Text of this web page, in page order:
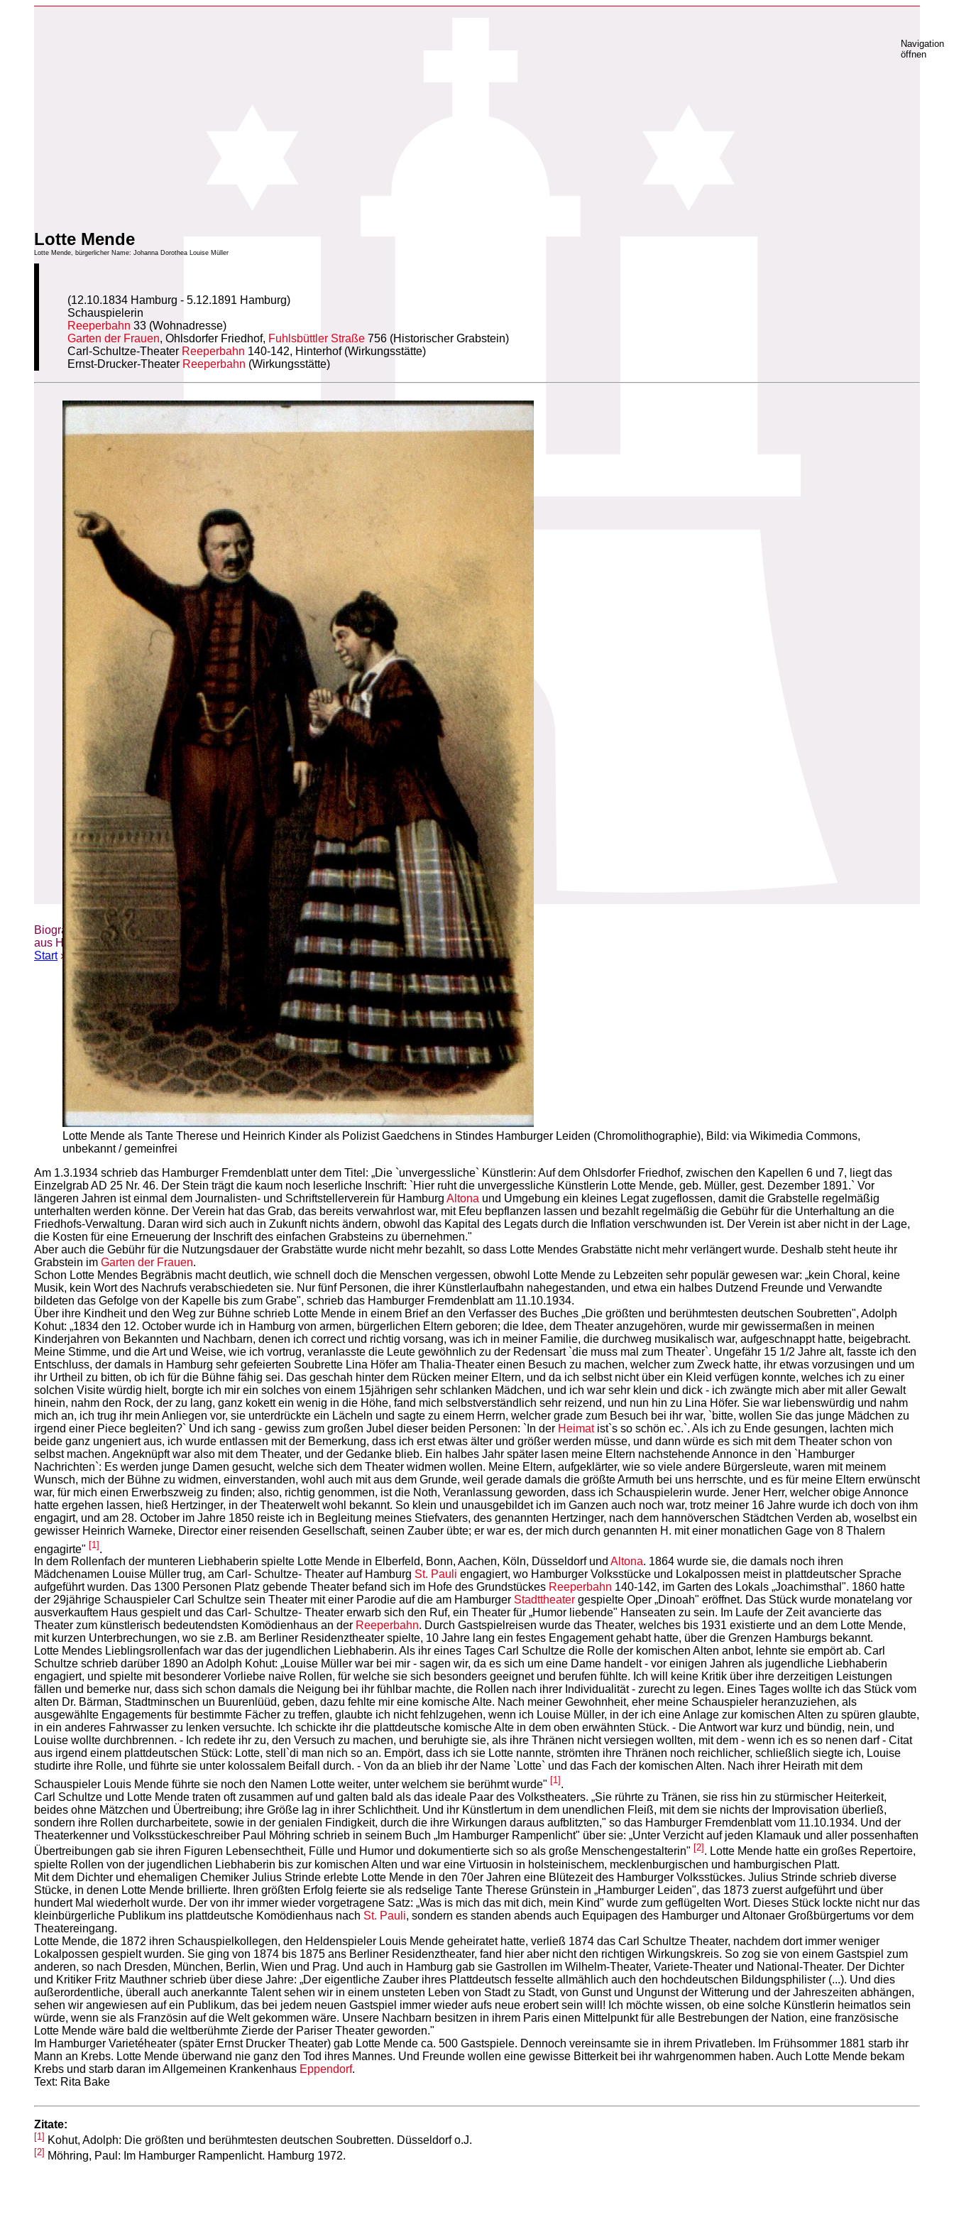
Biografien-Datenbank: Frauen
aus Hamburg
Start» Erweiterte Suche» Lotte Mende
Navigation
öffnen
Lotte Mende
Lotte Mende, bürgerlicher Name: Johanna Dorothea Louise Müller
(12.10.1834 Hamburg - 5.12.1891 Hamburg)
Schauspielerin
Reeperbahn 33 (Wohnadresse)
Garten der Frauen, Ohlsdorfer Friedhof, Fuhlsbüttler Straße 756 (Historischer Grabstein)
Carl-Schultze-Theater Reeperbahn 140-142, Hinterhof (Wirkungsstätte)
Ernst-Drucker-Theater Reeperbahn (Wirkungsstätte)
Lotte Mende als Tante Therese und Heinrich Kinder als Polizist Gaedchens in Stindes Hamburger Leiden (Chromolithographie), Bild: via Wikimedia Commons,
unbekannt / gemeinfrei
Am 1.3.1934 schrieb das Hamburger Fremdenblatt unter dem Titel: „Die `unvergessliche` Künstlerin: Auf dem Ohlsdorfer Friedhof, zwischen den Kapellen 6 und 7, liegt das
Einzelgrab AD 25 Nr. 46. Der Stein trägt die kaum noch leserliche Inschrift: `Hier ruht die unvergessliche Künstlerin Lotte Mende, geb. Müller, gest. Dezember 1891.` Vor
längeren Jahren ist einmal dem Journalisten- und Schriftstellerverein für Hamburg Altona und Umgebung ein kleines Legat zugeflossen, damit die Grabstelle regelmäßig
unterhalten werden könne. Der Verein hat das Grab, das bereits verwahrlost war, mit Efeu bepflanzen lassen und bezahlt regelmäßig die Gebühr für die Unterhaltung an die
Friedhofs-Verwaltung. Daran wird sich auch in Zukunft nichts ändern, obwohl das Kapital des Legats durch die Inflation verschwunden ist. Der Verein ist aber nicht in der Lage,
die Kosten für eine Erneuerung der Inschrift des einfachen Grabsteins zu übernehmen."
Aber auch die Gebühr für die Nutzungsdauer der Grabstätte wurde nicht mehr bezahlt, so dass Lotte Mendes Grabstätte nicht mehr verlängert wurde. Deshalb steht heute ihr
Grabstein im Garten der Frauen.
Schon Lotte Mendes Begräbnis macht deutlich, wie schnell doch die Menschen vergessen, obwohl Lotte Mende zu Lebzeiten sehr populär gewesen war: „kein Choral, keine
Musik, kein Wort des Nachrufs verabschiedeten sie. Nur fünf Personen, die ihrer Künstlerlaufbahn nahegestanden, und etwa ein halbes Dutzend Freunde und Verwandte
bildeten das Gefolge von der Kapelle bis zum Grabe", schrieb das Hamburger Fremdenblatt am 11.10.1934.
Über ihre Kindheit und den Weg zur Bühne schrieb Lotte Mende in einem Brief an den Verfasser des Buches „Die größten und berühmtesten deutschen Soubretten", Adolph
Kohut: „1834 den 12. October wurde ich in Hamburg von armen, bürgerlichen Eltern geboren; die Idee, dem Theater anzugehören, wurde mir gewissermaßen in meinen
Kinderjahren von Bekannten und Nachbarn, denen ich correct und richtig vorsang, was ich in meiner Familie, die durchweg musikalisch war, aufgeschnappt hatte, beigebracht.
Meine Stimme, und die Art und Weise, wie ich vortrug, veranlasste die Leute gewöhnlich zu der Redensart `die muss mal zum Theater`. Ungefähr 15 1/2 Jahre alt, fasste ich den
Entschluss, der damals in Hamburg sehr gefeierten Soubrette Lina Höfer am Thalia-Theater einen Besuch zu machen, welcher zum Zweck hatte, ihr etwas vorzusingen und um
ihr Urtheil zu bitten, ob ich für die Bühne fähig sei. Das geschah hinter dem Rücken meiner Eltern, und da ich selbst nicht über ein Kleid verfügen konnte, welches ich zu einer
solchen Visite würdig hielt, borgte ich mir ein solches von einem 15jährigen sehr schlanken Mädchen, und ich war sehr klein und dick - ich zwängte mich aber mit aller Gewalt
hinein, nahm den Rock, der zu lang, ganz kokett ein wenig in die Höhe, fand mich selbstverständlich sehr reizend, und nun hin zu Lina Höfer. Sie war liebenswürdig und nahm
mich an, ich trug ihr mein Anliegen vor, sie unterdrückte ein Lächeln und sagte zu einem Herrn, welcher grade zum Besuch bei ihr war, `bitte, wollen Sie das junge Mädchen zu
irgend einer Piece begleiten?` Und ich sang - gewiss zum großen Jubel dieser beiden Personen: `In der Heimatist`s so schön ec.`. Als ich zu Ende gesungen, lachten mich
beide ganz ungeniert aus, ich wurde entlassen mit der Bemerkung, dass ich erst etwas älter und größer werden müsse, und dann würde es sich mit dem Theater schon von
selbst machen. Angeknüpft war also mit dem Theater, und der Gedanke blieb. Ein halbes Jahr später lasen meine Eltern nachstehende Annonce in den `Hamburger
Nachrichten`: Es werden junge Damen gesucht, welche sich dem Theater widmen wollen. Meine Eltern, aufgeklärter, wie so viele andere Bürgersleute, waren mit meinem
Wunsch, mich der Bühne zu widmen, einverstanden, wohl auch mit aus dem Grunde, weil gerade damals die größte Armuth bei uns herrschte, und es für meine Eltern erwünscht
war, für mich einen Erwerbszweig zu finden; also, richtig genommen, ist die Noth, Veranlassung geworden, dass ich Schauspielerin wurde. Jener Herr, welcher obige Annonce
hatte ergehen lassen, hieß Hertzinger, in der Theaterwelt wohl bekannt. So klein und unausgebildet ich im Ganzen auch noch war, trotz meiner 16 Jahre wurde ich doch von ihm
engagirt, und am 28. October im Jahre 1850 reiste ich in Begleitung meines Stiefvaters, des genannten Hertzinger, nach dem hannöverschen Städtchen Verden ab, woselbst ein
gewisser Heinrich Warneke, Director einer reisenden Gesellschaft, seinen Zauber übte; er war es, der mich durch genannten H. mit einer monatlichen Gage von 8 Thalern
engagirte" [1] .
In dem Rollenfach der munteren Liebhaberin spielte Lotte Mende in Elberfeld, Bonn, Aachen, Köln, Düsseldorf und Altona. 1864 wurde sie, die damals noch ihren
Mädchenamen Louise Müller trug, am Carl- Schultze- Theater auf Hamburg St. Pauli engagiert, wo Hamburger Volksstücke und Lokalpossen meist in plattdeutscher Sprache
aufgeführt wurden. Das 1300 Personen Platz gebende Theater befand sich im Hofe des Grundstückes Reeperbahn 140-142, im Garten des Lokals „Joachimsthal". 1860 hatte
der 29jährige Schauspieler Carl Schultze sein Theater mit einer Parodie auf die am Hamburger Stadttheater gespielte Oper „Dinoah" eröffnet. Das Stück wurde monatelang vor
ausverkauftem Haus gespielt und das Carl- Schultze- Theater erwarb sich den Ruf, ein Theater für „Humor liebende" Hanseaten zu sein. Im Laufe der Zeit avancierte das
Theater zum künstlerisch bedeutendsten Komödienhaus an der Reeperbahn. Durch Gastspielreisen wurde das Theater, welches bis 1931 existierte und an dem Lotte Mende,
mit kurzen Unterbrechungen, wo sie z.B. am Berliner Residenztheater spielte, 10 Jahre lang ein festes Engagement gehabt hatte, über die Grenzen Hamburgs bekannt.
Lotte Mendes Lieblingsrollenfach war das der jugendlichen Liebhaberin. Als ihr eines Tages Carl Schultze die Rolle der komischen Alten anbot, lehnte sie empört ab. Carl
Schultze schrieb darüber 1890 an Adolph Kohut: „Louise Müller war bei mir - sagen wir, da es sich um eine Dame handelt - vor einigen Jahren als jugendliche Liebhaberin
engagiert, und spielte mit besonderer Vorliebe naive Rollen, für welche sie sich besonders geeignet und berufen fühlte. Ich will keine Kritik über ihre derzeitigen Leistungen
fällen und bemerke nur, dass sich schon damals die Neigung bei ihr fühlbar machte, die Rollen nach ihrer Individualität - zurecht zu legen. Eines Tages wollte ich das Stück vom
alten Dr. Bärman, Stadtminschen un Buurenlüüd, geben, dazu fehlte mir eine komische Alte. Nach meiner Gewohnheit, eher meine Schauspieler heranzuziehen, als
ausgewählte Engagements für bestimmte Fächer zu treffen, glaubte ich nicht fehlzugehen, wenn ich Louise Müller, in der ich eine Anlage zur komischen Alten zu spüren glaubte,
in ein anderes Fahrwasser zu lenken versuchte. Ich schickte ihr die plattdeutsche komische Alte in dem oben erwähnten Stück. - Die Antwort war kurz und bündig, nein, und
Louise wollte durchbrennen. - Ich redete ihr zu, den Versuch zu machen, und beruhigte sie, als ihre Thränen nicht versiegen wollten, mit dem - wenn ich es so nenen darf - Citat
aus irgend einem plattdeutschen Stück: Lotte, stell`di man nich so an. Empört, dass ich sie Lotte nannte, strömten ihre Thränen noch reichlicher, schließlich siegte ich, Louise
studirte ihre Rolle, und führte sie unter kolossalem Beifall durch. - Von da an blieb ihr der Name `Lotte` und das Fach der komischen Alten. Nach ihrer Heirath mit dem
Schauspieler Louis Mende führte sie noch den Namen Lotte weiter, unter welchem sie berühmt wurde"
[1] .
Carl Schultze und Lotte Mende traten oft zusammen auf und galten bald als das ideale Paar des Volkstheaters. „Sie rührte zu Tränen, sie riss hin zu stürmischer Heiterkeit,
beides ohne Mätzchen und Übertreibung; ihre Größe lag in ihrer Schlichtheit. Und ihr Künstlertum in dem unendlichen Fleiß, mit dem sie nichts der Improvisation überließ,
sondern ihre Rollen durcharbeitete, sowie in der genialen Findigkeit, durch die ihre Wirkungen daraus aufblitzten," so das Hamburger Fremdenblatt vom 11.10.1934. Und der
Theaterkenner und Volksstückeschreiber Paul Möhring schrieb in seinem Buch „Im Hamburger Rampenlicht" über sie: „Unter Verzicht auf jeden Klamauk und aller possenhaften
Übertreibungen gab sie ihren Figuren Lebensechtheit, Fülle und Humor und dokumentierte sich so als große Menschengestalterin" [2] . Lotte Mende hatte ein großes Repertoire,
spielte Rollen von der jugendlichen Liebhaberin bis zur komischen Alten und war eine Virtuosin in holsteinischem, mecklenburgischen und hamburgischen Platt.
Mit dem Dichter und ehemaligen Chemiker Julius Strinde erlebte Lotte Mende in den 70er Jahren eine Blütezeit des Hamburger Volksstückes. Julius Strinde schrieb diverse
Stücke, in denen Lotte Mende brillierte. Ihren größten Erfolg feierte sie als redselige Tante Therese Grünstein in „Hamburger Leiden", das 1873 zuerst aufgeführt und über
hundert Mal wiederholt wurde. Der von ihr immer wieder vorgetragene Satz: „Was is mich das mit dich, mein Kind" wurde zum geflügelten Wort. Dieses Stück lockte nicht nur das
kleinbürgerliche Publikum ins plattdeutsche Komödienhaus nach St. Pauli, sondern es standen abends auch Equipagen des Hamburger und Altonaer Großbürgertums vor dem
Theatereingang.
Lotte Mende, die 1872 ihren Schauspielkollegen, den Heldenspieler Louis Mende geheiratet hatte, verließ 1874 das Carl Schultze Theater, nachdem dort immer weniger
Lokalpossen gespielt wurden. Sie ging von 1874 bis 1875 ans Berliner Residenztheater, fand hier aber nicht den richtigen Wirkungskreis. So zog sie von einem Gastspiel zum
anderen, so nach Dresden, München, Berlin, Wien und Prag. Und auch in Hamburg gab sie Gastrollen im Wilhelm-Theater, Variete-Theater und National-Theater. Der Dichter
und Kritiker Fritz Mauthner schrieb über diese Jahre: „Der eigentliche Zauber ihres Plattdeutsch fesselte allmählich auch den hochdeutschen Bildungsphilister (...). Und dies
außerordentliche, überall auch anerkannte Talent sehen wir in einem unsteten Leben von Stadt zu Stadt, von Gunst und Ungunst der Witterung und der Jahreszeiten abhängen,
sehen wir angewiesen auf ein Publikum, das bei jedem neuen Gastspiel immer wieder aufs neue erobert sein will! Ich möchte wissen, ob eine solche Künstlerin heimatlos sein
würde, wenn sie als Französin auf die Welt gekommen wäre. Unsere Nachbarn besitzen in ihrem Paris einen Mittelpunkt für alle Bestrebungen der Nation, eine französische
Lotte Mende wäre bald die weltberühmte Zierde der Pariser Theater geworden."
Im Hamburger Varietéheater (später Ernst Drucker Theater) gab Lotte Mende ca. 500 Gastspiele. Dennoch vereinsamte sie in ihrem Privatleben. Im Frühsommer 1881 starb ihr
Mann an Krebs. Lotte Mende überwand nie ganz den Tod ihres Mannes. Und Freunde wollen eine gewisse Bitterkeit bei ihr wahrgenommen haben. Auch Lotte Mende bekam
Krebs und starb daran im Allgemeinen Krankenhaus Eppendorf.
Text: Rita Bake
Zitate:
[1] Kohut, Adolph: Die größten und berühmtesten deutschen Soubretten. Düsseldorf o.J.
[2] Möhring, Paul: Im Hamburger Rampenlicht. Hamburg 1972.